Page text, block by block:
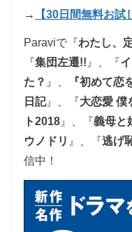
→ 【30日間無料お
Paraviで『わたし、
『集団左遷!! 』、 『
た？ 』、 『初めて恋
日記』、『大恋愛 僕
ト2018 』、『義母と
ウノドリ 』、『逃げ
信中！